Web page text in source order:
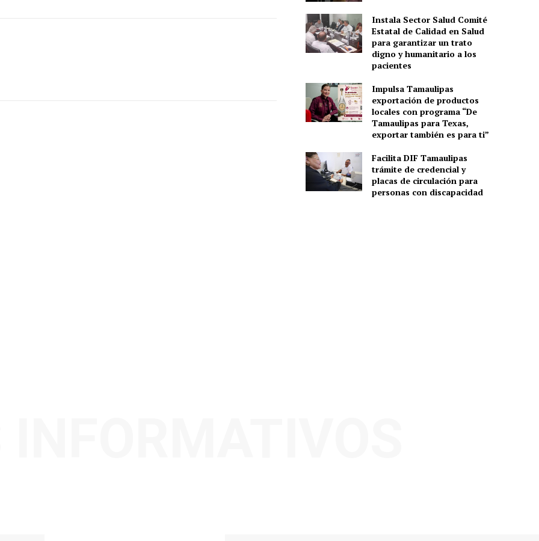
Instala Sector Salud Comité
Estatal de Calidad en Salud
para garantizar un trato
digno y humanitario a los
pacientes
Impulsa Tamaulipas
exportación de productos
locales con programa “De
Tamaulipas para Texas,
exportar también es para ti”
Facilita DIF Tamaulipas
trámite de credencial y
placas de circulación para
personas con discapacidad